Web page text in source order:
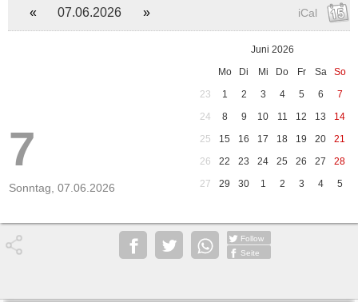
« 07.06.2026 » iCal
7
Sonntag, 07.06.2026
Juni 2026
Mo
Di Mi Do Fr Sa
So
23
1 2 3 4 5 6
7
24
8 9 10 11 12 13
14
25
15 16 17 18 19 20
21
26
22 23 24 25 26 27
28
27
29 30 1 2 3 4 5
Follow
Seite